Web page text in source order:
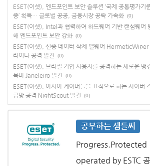
ESET(이셋), 엔드포인트 보안 솔루션 ‘국제 공통평가기
증’ 획득… 글로벌 공공, 금융시장 공략 가속화 (0)
ESET(이셋), Intel과 협력하여 하드웨어 기반 랜섬웨어
해 엔드포인트 보안 강화 (0)
ESET(이셋), 신종 데이터 삭제 맬웨어 HermeticWiper
라이나 공격 발견
(0)
ESET(이셋), 브라질 기업 사용자를 공격하는 새로운 뱅
목마 Janeleiro 발견
(0)
ESET(이셋), 아시아 게이머들을 표적으로 하는 사이버
급망 공격 NightScout 발견
(0)
공부하는 셈틀씨
operated by ESTC